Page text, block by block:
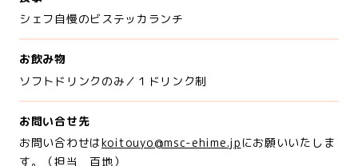
シェフ自慢のビステッカランチ
お飲み物
ソフトドリンクのみ／１ドリンク制
お問い合せ先
お問い合わせはkoitouyo@msc-ehime.jp にお願いいたしま
す。（担当 百地）